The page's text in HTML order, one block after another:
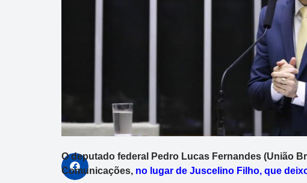
O deputado federal Pedro Lucas Fernandes (União
Comunicações, no lugar de Juscelino Filho, que